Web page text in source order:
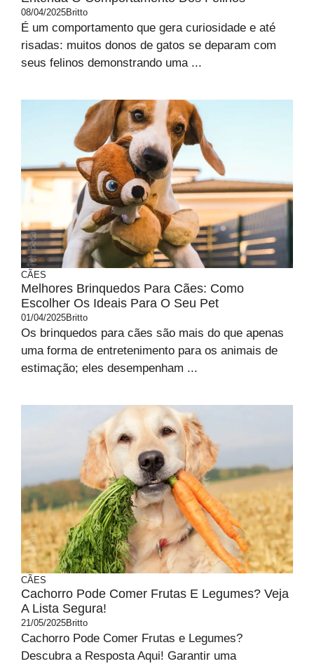
08/04/2025Britto
É um comportamento que gera curiosidade e até
risadas: muitos donos de gatos se deparam com
seus felinos demonstrando uma ...
CÃES
Melhores Brinquedos Para Cães: Como
Escolher Os Ideais Para O Seu Pet
01/04/2025Britto
Os brinquedos para cães são mais do que apenas
uma forma de entretenimento para os animais de
estimação; eles desempenham ...
CÃES
Cachorro Pode Comer Frutas E Legumes? Veja
A Lista Segura!
21/05/2025Britto
Cachorro Pode Comer Frutas e Legumes?
Descubra a Resposta Aqui! Garantir uma